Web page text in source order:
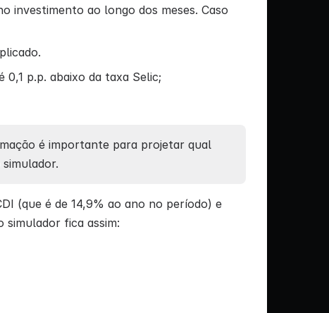
investimento ao longo dos meses. Caso
p.p. abaixo da taxa Selic;
é importante para projetar qual
(que é de 14,9% ao ano no período) e
fica assim: